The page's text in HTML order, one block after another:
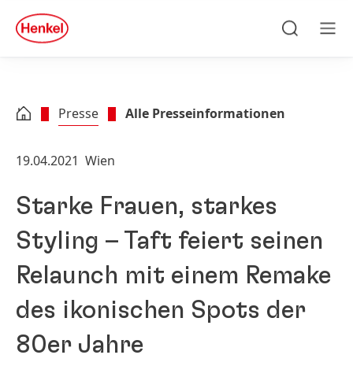
Zu Footer springen
quick
search
Presse Alle Presseinformationen
19.04.2021 Wien
Starke Frauen, starkes
Styling – Taft feiert seinen
Relaunch mit einem Remake
des ikonischen Spots der
80er Jahre